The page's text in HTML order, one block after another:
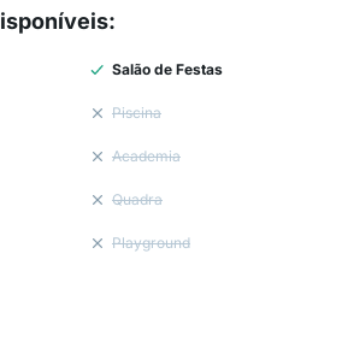
:
Salão de Festas
Piscina
Academia
Quadra
Playground